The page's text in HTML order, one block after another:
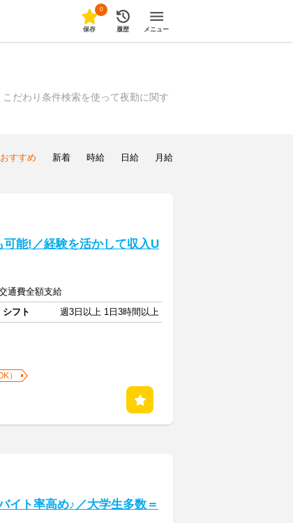
0
保存 履歴 メニュー
だわり条件検索を使って夜勤に関す
おすすめ 新着 時給 日給 月給
可能!／経験を活かして収入U
通費全額支給
シフト
週3日以上 1日3時間以上
）
イト率高め♪／大学生多数＝